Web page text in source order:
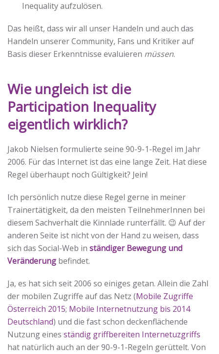
Inequality aufzulösen.
Das heißt, dass wir all unser Handeln und auch das
Handeln unserer Community, Fans und Kritiker auf
Basis dieser Erkenntnisse evaluieren müssen.
Wie ungleich ist die
Participation Inequality
eigentlich wirklich?
Jakob Nielsen formulierte seine 90-9-1-Regel im Jahr
2006. Für das Internet ist das eine lange Zeit. Hat diese
Regel überhaupt noch Gültigkeit? Jein!
Ich persönlich nutze diese Regel gerne in meiner
Trainertätigkeit, da den meisten TeilnehmerInnen bei
diesem Sachverhalt die Kinnlade runterfällt. 😉 Auf der
anderen Seite ist nicht von der Hand zu weisen, dass
sich das Social-Web in ständiger Bewegung und
Veränderung befindet.
Ja, es hat sich seit 2006 so einiges getan. Allein die Zahl
der mobilen Zugriffe auf das Netz (Mobile Zugriffe
Österreich 2015; Mobile Internetnutzung bis 2014
Deutschland) und die fast schon deckenflächende
Nutzung eines ständig griffbereiten Internetuzgriffs
hat natürlich auch an der 90-9-1-Regeln gerüttelt. Von